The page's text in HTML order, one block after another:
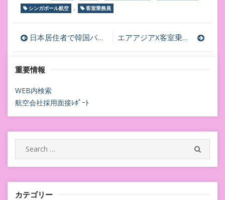
シンガポール航空 , 客室乗務員
投
稿
ナ
ビ
ゲ
ー
シ
ョ
ン
日本居住者で韓国パスポートを持つCA受験生に朗報！！ヴァージンアトランティック航空客室乗務員大量採用 エアアジアX客室乗務員採用面接エントリー開始
重要情報
WEB内検索
航空会社採用面接ﾚﾎﾟｰﾄ
Search
for:
カテゴリー